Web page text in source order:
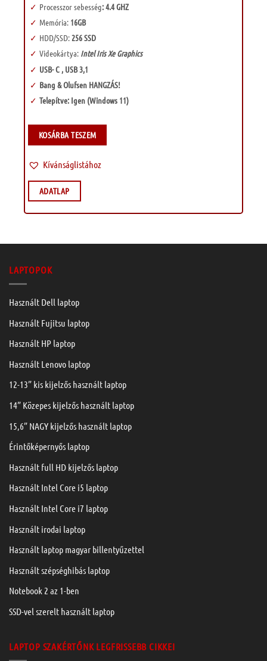
Processzor sebesség: 4.4 GHZ
Memória:16GB
HDD/SSD:256 SSD
Videokártya: Intel Iris Xe Graphics
USB- C , USB 3,1
Bang & Olufsen HANGZÁS!
Telepítve: Igen (Windows 11)
KOSÁRBA TESZEM
Kívánságlistához
ADATLAP
LAPTOPOK
Használt Dell laptop
Használt Fujitsu laptop
Használt HP laptop
Használt Lenovo laptop
12-13” kis kijelzős használt laptop
14” Közepes kijelzős használt laptop
15,6” NAGY kijelzős használt laptop
Érintőképernyős laptop
Használt full HD kijelzős laptop
Használt Intel Core i5 laptop
Használt Intel Core i7 laptop
Használt irodai laptop
Használt laptop magyar billentyűzettel
Használt szépséghibás laptop
Notebook 2 az 1-ben
SSD-vel szerelt használt laptop
LAPTOP SZAKÉRTŐNK LEGFRISSEBB CIKKEI